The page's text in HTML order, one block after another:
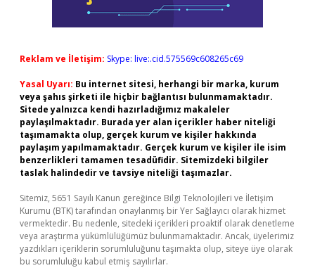
Reklam ve İletişim: Skype: live:.cid.575569c608265c69
Yasal Uyarı: Bu internet sitesi, herhangi bir marka, kurum
veya şahıs şirketi ile hiçbir bağlantısı bulunmamaktadır.
Sitede yalnızca kendi hazırladığımız makaleler
paylaşılmaktadır. Burada yer alan içerikler haber niteliği
taşımamakta olup, gerçek kurum ve kişiler hakkında
paylaşım yapılmamaktadır. Gerçek kurum ve kişiler ile isim
benzerlikleri tamamen tesadüfidir. Sitemizdeki bilgiler
taslak halindedir ve tavsiye niteliği taşımazlar.
Sitemiz, 5651 Sayılı Kanun gereğince Bilgi Teknolojileri ve İletişim
Kurumu (BTK) tarafından onaylanmış bir Yer Sağlayıcı olarak hizmet
vermektedir. Bu nedenle, sitedeki içerikleri proaktif olarak denetleme
veya araştırma yükümlülüğümüz bulunmamaktadır. Ancak, üyelerimiz
yazdıkları içeriklerin sorumluluğunu taşımakta olup, siteye üye olarak
bu sorumluluğu kabul etmiş sayılırlar.